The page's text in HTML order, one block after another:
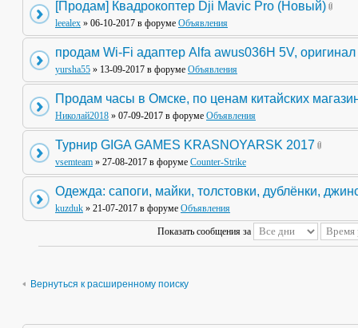
[Продам] Квадрокоптер Dji Mavic Pro (Новый)
leealex » 06-10-2017 в форуме Объявления
продам Wi-Fi адаптер Alfa awus036H 5V, оригинал
yursha55 » 13-09-2017 в форуме Объявления
Продам часы в Омске, по ценам китайских
Николай2018 » 07-09-2017 в форуме Объявления
Турнир GIGA GAMES KRASNOYARSK 2017
vsemteam » 27-08-2017 в форуме Counter-Strike
Одежда: сапоги, майки, толстовки, дублёнки,
kuzduk » 21-07-2017 в форуме Объявления
Показать сообщения за
Вернуться к расширенному поиску